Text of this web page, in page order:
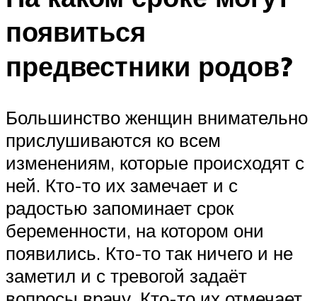
появиться
предвестники родов?
Большинство женщин внимательно
прислушиваются ко всем
изменениям, которые происходят с
ней. Кто-то их замечает и с
радостью запоминает срок
беременности, на котором они
появились. Кто-то так ничего и не
заметил и с тревогой задаёт